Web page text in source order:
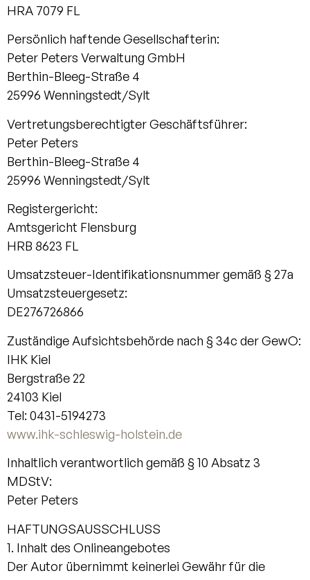
HRA 7079 FL
Persönlich haftende Gesellschafterin:
Peter Peters Verwaltung GmbH
Berthin-Bleeg-Straße 4
25996 Wenningstedt/Sylt
Vertretungsberechtigter Geschäftsführer:
Peter Peters
Berthin-Bleeg-Straße 4
25996 Wenningstedt/Sylt
Registergericht:
Amtsgericht Flensburg
HRB 8623 FL
Umsatzsteuer-Identifikationsnummer gemäß § 27a
Umsatzsteuergesetz:
DE276726866
Zuständige Aufsichtsbehörde nach § 34c der GewO:
IHK Kiel
Bergstraße 22
24103 Kiel
Tel: 0431-5194273
www.ihk-schleswig-holstein.de
Inhaltlich verantwortlich gemäß § 10 Absatz 3
MDStV:
Peter Peters
HAFTUNGSAUSSCHLUSS
1. Inhalt des Onlineangebotes
Der Autor übernimmt keinerlei Gewähr für die